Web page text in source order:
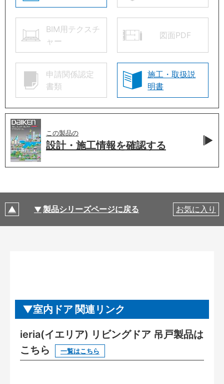
BIM用テクスチ
ャー
図面PDF
申請関係認定
書類
施工・取扱説
明書
この製品の
設計・施工情報を確認する
製品シリーズページに戻る お気に入り
室内ドア 関連リンク
ieria(イエリア) リビングドア 吊戸製品は
こちら
一覧はこちら